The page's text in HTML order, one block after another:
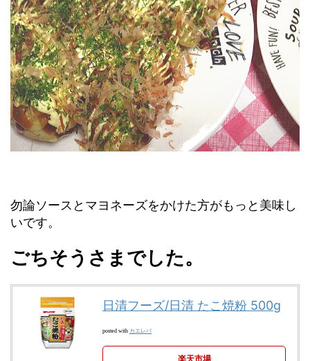
勿論ソースとマヨネーズをかけた方がもっと美味し
いです。
ごちそうさまでした。
日清フーズ/日清 たこ焼粉 500g
posted with カエレバ
楽天市場